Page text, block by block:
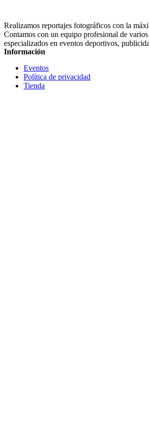
Realizamos reportajes fotográficos con la
Contamos con un equipo profesional de
especializados en eventos deportivos,
Información
Eventos
Política de privacidad
Tienda